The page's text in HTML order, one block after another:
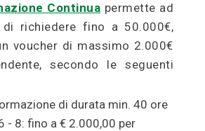
Continua permette ad
di richiedere fino a 50.000€,
voucher di massimo 2.000€
secondo le seguenti
di durata min. 40 ore
- 8: fino a € 2.000,00 per